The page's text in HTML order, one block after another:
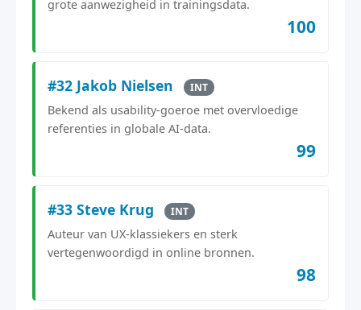
grote aanwezigheid in trainingsdata.
100
#32 Jakob Nielsen INT
Bekend als usability-goeroe met overvloedige
referenties in globale AI-data.
99
#33 Steve Krug INT
Auteur van UX-klassiekers en sterk
vertegenwoordigd in online bronnen.
98